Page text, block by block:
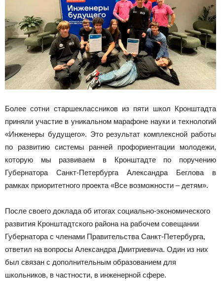
Более сотни старшеклассников из пяти школ Кронштадта
приняли участие в уникальном марафоне науки и технологий
«Инженеры будущего». Это результат комплексной работы
по развитию системы ранней профориентации молодежи,
которую мы развиваем в Кронштадте по поручению
Губернатора Санкт-Петербурга Александра Беглова в
рамках приоритетного проекта «Все возможности – детям».
После своего доклада об итогах социально-экономического
развития Кронштадтского района на рабочем совещании
Губернатора с членами Правительства Санкт-Петербурга,
ответил на вопросы Александра Дмитриевича. Один из них
был связан с дополнительным образованием для
школьников, в частности, в инженерной сфере.